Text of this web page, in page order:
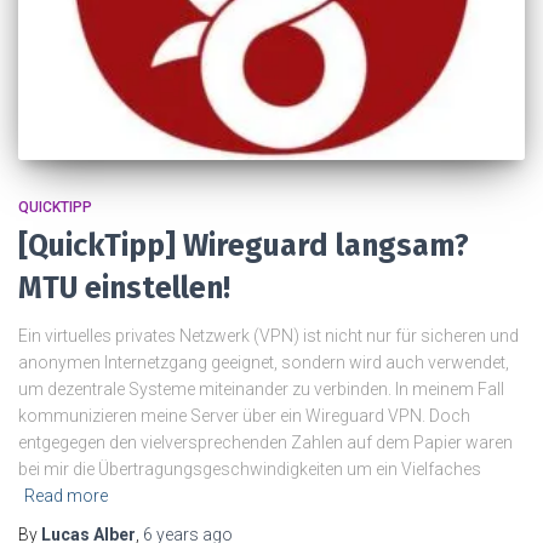
QUICKTIPP
[QuickTipp] Wireguard langsam?
MTU einstellen!
Ein virtuelles privates Netzwerk (VPN) ist nicht nur für sicheren und
anonymen Internetzgang geeignet, sondern wird auch verwendet,
um dezentrale Systeme miteinander zu verbinden. In meinem Fall
kommunizieren meine Server über ein Wireguard VPN. Doch
entgegegen den vielversprechenden Zahlen auf dem Papier waren
bei mir die Übertragungsgeschwindigkeiten um ein Vielfaches
Read more
By Lucas Alber, 6 years ago